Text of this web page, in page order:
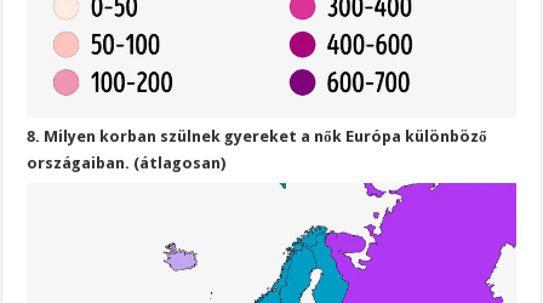
8. Milyen korban szülnek gyereket a nők Európa különböző
országaiban. (átlagosan)